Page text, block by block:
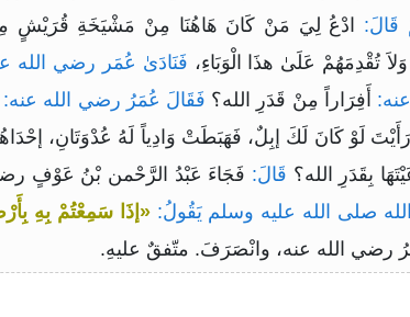
قَالَ: ادْعُ لِيَ مَنْ كَانَ هَاهُنَا مِنْ مَشْيَخَةِ قُرَيْشٍ
تُقْدِمَهُمْ عَلَىٰ هذَا الْوَبَاءِ، فَنَادَىٰ عُمَر رضي الله
أَفِرَاراً مِنْ قَدَرِ الله؟ فَقَالَ عُمَرُ رضي الله عنه:
لَوْ كَانَ لَكَ إبِلٌ، فَهَبَطَتْ وَادِياً لَهُ عُدْوَتَانِ،
بِقَدَرِ الله؟ قَالَ: فَجَاءَ عَبْدُ الرَّحْمن بْنُ عَوْفٍ
صلى الله عليه وسلم يَقُولُ: «إذَا سَمِعْتُمْ بِهِ
رضي الله عنه، وانْصَرَفَ. متّفقٌ عليهِ.